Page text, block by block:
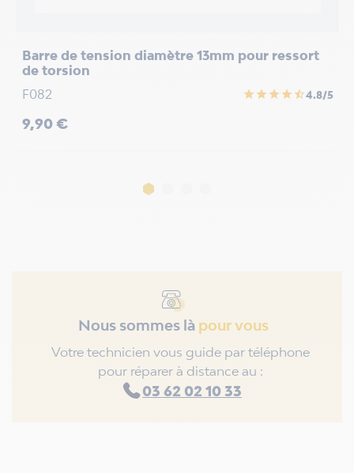
Barre de tension diamètre 13mm pour ressort
de torsion
F082
star star star star star_half4.8/5
Prix
9,90 €
Nous sommes là pour vous
Votre technicien vous guide par téléphone
pour réparer à distance au :
03 62 02 10 33